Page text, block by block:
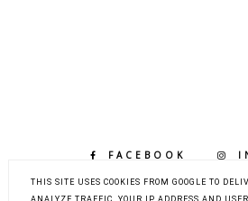
FACEBOOK
THIS SITE USES COOKIES FROM GOOGLE TO
ANALYZE TRAFFIC. YOUR IP ADDRESS AND